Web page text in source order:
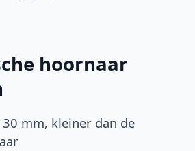
hoornaar
mm, kleiner dan de